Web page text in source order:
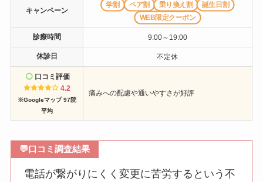
キャンペーン
学割 ペア割 乗り換え割
誕生日割
WEB限定クーポン
診療時間 9:00～19:00
休診日 不定休
口コミ評価
4.2
※Googleマップ 97院
平均
痛みへの配慮や通いやすさが好評
💬口コミ調査結果
電話が繋がりにくく変更に苦労するという不